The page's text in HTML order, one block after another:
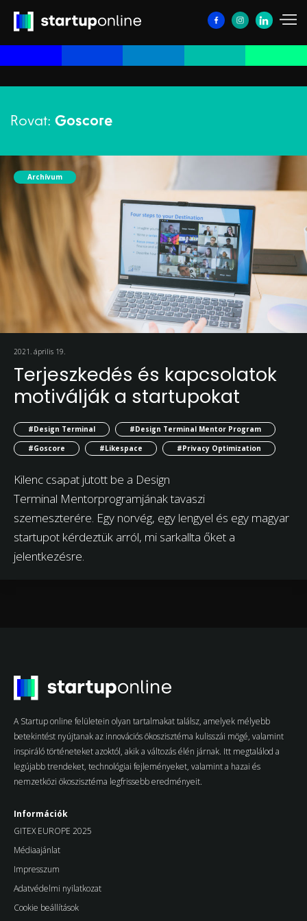
Rovat: Goscore
Archívum
2021. április 19.
Terjeszkedés és kapcsolatok
motiválják a startupokat
#Design Terminal
#Design Terminal Mentor Program
#Goscore
#Likespace #Privacy Optimization
Kilenc csapat jutott be a Design
Terminal Mentorprogramjának tavaszi
szemeszterére. Egy norvég, egy lengyel és egy magyar
startupot kérdeztük arról, mi sarkallta őket a
jelentkezésre.
A Startup online felületein olyan tartalmakat találsz, amelyek mélyebb
betekintést nyújtanak az innovációs ökoszisztéma kulisszái mögé, valamint
inspiráló történeteket azoktól, akik a változás élén járnak. Itt megtalálod a
legújabb trendeket, technológiai fejleményeket, valamint a hazai és
nemzetközi ökoszisztéma legfrissebb eredményeit.
Információk
GITEX EUROPE 2025
Médiaajánlat
Impresszum
Adatvédelmi nyilatkozat
Cookie beállítások